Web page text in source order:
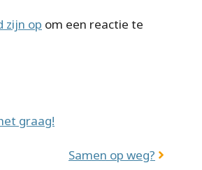
zijn op om een reactie te
graag!
Samen op weg?